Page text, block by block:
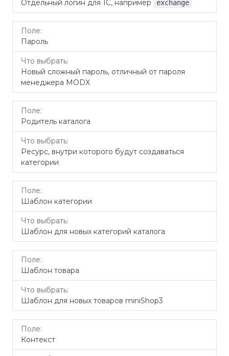
Отдельный логин для 1С, например exchange
Пароль
Новый сложный пароль, отличный от пароля
менеджера MODX
Родитель каталога
Ресурс, внутри которого будут создаваться
категории
Шаблон категории
Шаблон для новых категорий каталога
Шаблон товара
Шаблон для новых товаров miniShop3
Контекст